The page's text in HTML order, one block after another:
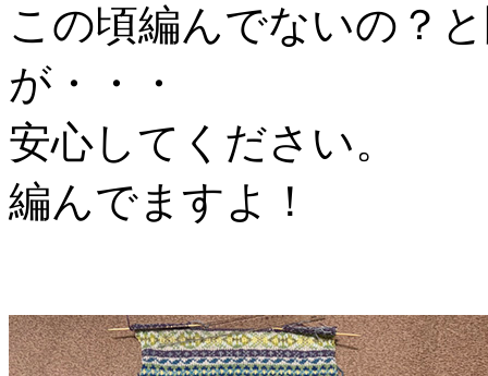
この頃編んでないの？
が・・・
安心してください。
編んでますよ！